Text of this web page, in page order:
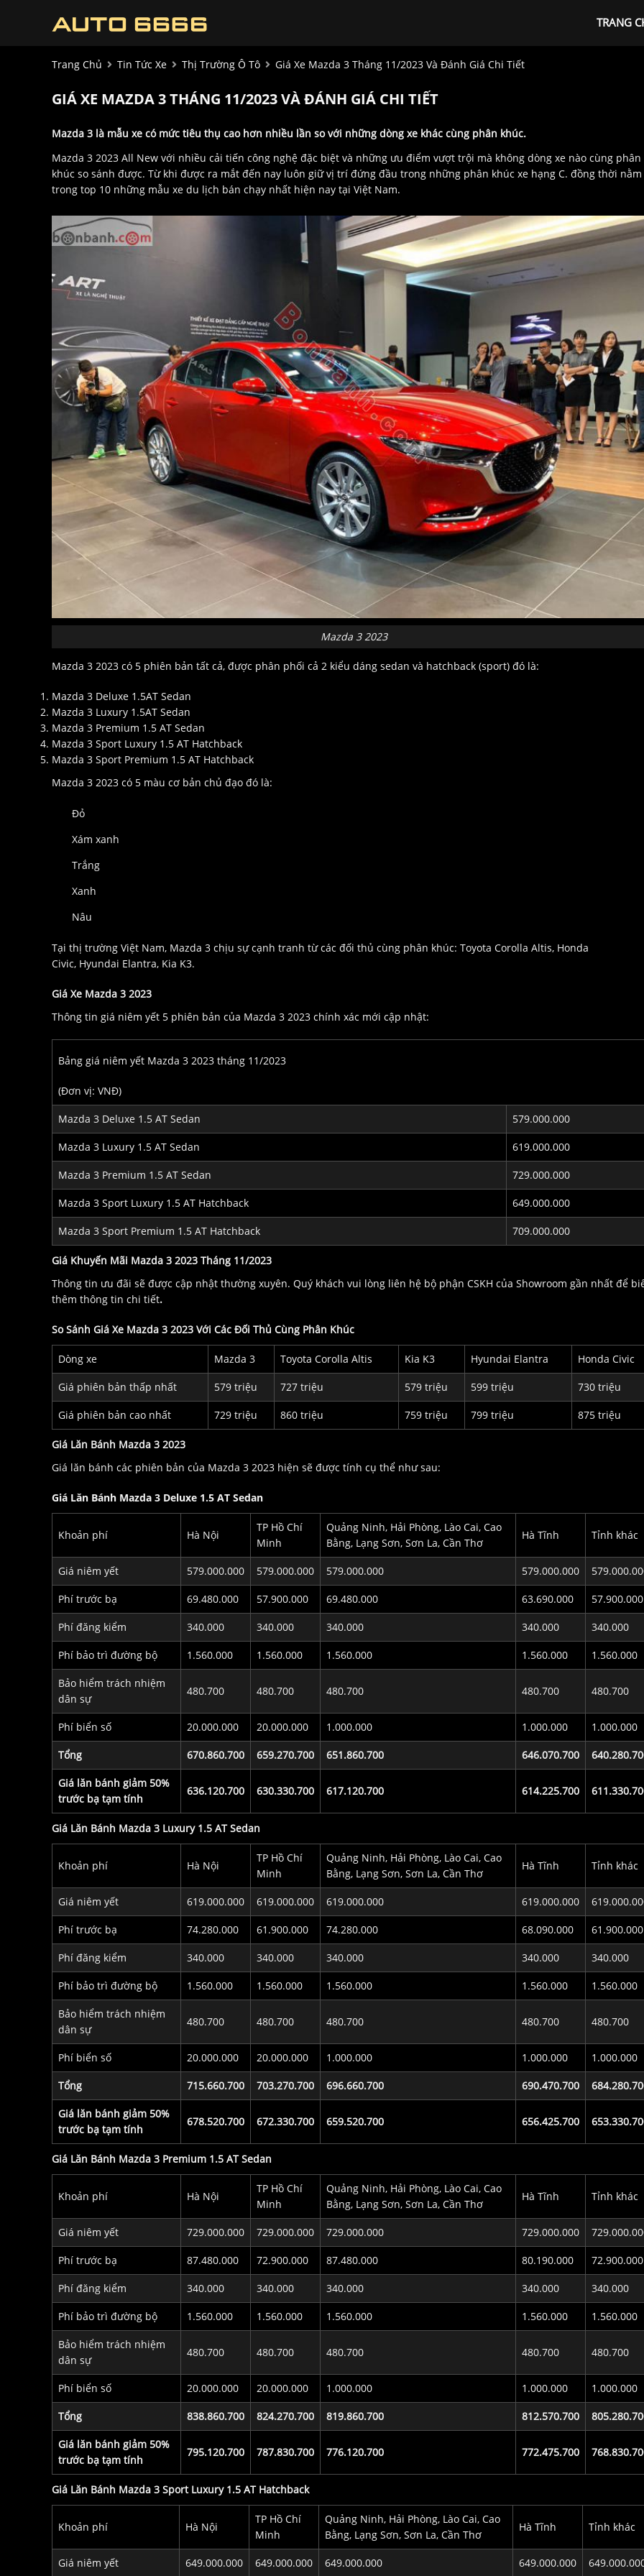
TRANG
Trang Chủ Tin Tức Xe Thị Trường Ô Tô Giá Xe Mazda 3 Tháng 11/2023 Và Đánh Giá Chi Tiết
GIÁ XE MAZDA 3 THÁNG 11/2023 VÀ ĐÁNH GIÁ CHI TIẾT
Mazda 3 là mẫu xe có mức tiêu thụ cao hơn nhiều lần so với những dòng xe khác cùng phân khúc.
Mazda 3 2023 All New với nhiều cải tiến công nghệ đặc biệt và những ưu điểm vượt trội mà không dòng xe nào cùng phân
khúc so sánh được. Từ khi được ra mắt đến nay luôn giữ vị trí đứng đầu trong những phân khúc xe hạng C. đồng thời nằm
trong top 10 những mẫu xe du lịch bán chạy nhất hiện nay tại Việt Nam.
Mazda 3 2023
Mazda 3 2023 có 5 phiên bản tất cả, được phân phối cả 2 kiểu dáng sedan và hatchback (sport) đó là:
Mazda 3 Deluxe 1.5AT Sedan
Mazda 3 Luxury 1.5AT Sedan
Mazda 3 Premium 1.5 AT Sedan
Mazda 3 Sport Luxury 1.5 AT Hatchback
Mazda 3 Sport Premium 1.5 AT Hatchback
Mazda 3 2023 có 5 màu cơ bản chủ đạo đó là:
Đỏ
Xám xanh
Trắng
Xanh
Nâu
Tại thị trường Việt Nam, Mazda 3 chịu sự cạnh tranh từ các đối thủ cùng phân khúc: Toyota Corolla Altis, Honda
Civic, Hyundai Elantra, Kia K3.
Giá Xe Mazda 3 2023
Thông tin giá niêm yết 5 phiên bản của Mazda 3 2023 chính xác mới cập nhật:
Bảng giá niêm yết Mazda 3 2023 tháng 11/2023
(Đơn vị: VNĐ)
Mazda 3 Deluxe 1.5 AT Sedan 579.000.000
Mazda 3 Luxury 1.5 AT Sedan 619.000.000
Mazda 3 Premium 1.5 AT Sedan 729.000.000
Mazda 3 Sport Luxury 1.5 AT Hatchback 649.000.000
Mazda 3 Sport Premium 1.5 AT Hatchback 709.000.000
Giá Khuyến Mãi Mazda 3 2023 Tháng 11/2023
Thông tin ưu đãi sẽ được cập nhật thường xuyên. Quý khách vui lòng liên hệ bộ phận CSKH của Showroom gần nhất để
thêm thông tin chi tiết.
So Sánh Giá Xe Mazda 3 2023 Với Các Đối Thủ Cùng Phân Khúc
Dòng xe Mazda 3 Toyota Corolla Altis Kia K3 Hyundai Elantra Honda Civic
Giá phiên bản thấp nhất 579 triệu 727 triệu 579 triệu 599 triệu 730 triệu
Giá phiên bản cao nhất 729 triệu 860 triệu 759 triệu 799 triệu 875 triệu
Giá Lăn Bánh Mazda 3 2023
Giá lăn bánh các phiên bản của Mazda 3 2023 hiện sẽ được tính cụ thể như sau:
Giá Lăn Bánh Mazda 3 Deluxe 1.5 AT Sedan
Khoản phí Hà Nội
TP Hồ Chí
Minh
Quảng Ninh, Hải Phòng, Lào Cai, Cao
Bằng, Lạng Sơn, Sơn La, Cần Thơ
Hà Tĩnh Tỉnh khác
Giá niêm yết 579.000.000 579.000.000 579.000.000 579.000.000
Phí trước bạ 69.480.000 57.900.000 69.480.000 63.690.000 57.900.000
Phí đăng kiểm 340.000 340.000 340.000 340.000 340.000
Phí bảo trì đường bộ 1.560.000 1.560.000 1.560.000 1.560.000 1.560.000
Bảo hiểm trách nhiệm
dân sự
480.700 480.700 480.700 480.700 480.700
Phí biển số 20.000.000 20.000.000 1.000.000 1.000.000 1.000.000
Tổng 670.860.700 659.270.700 651.860.700 646.070.700
Giá lăn bánh giảm 50%
trước bạ tạm tính
636.120.700 630.330.700 617.120.700 614.225.700
Giá Lăn Bánh Mazda 3 Luxury 1.5 AT Sedan
Khoản phí Hà Nội
TP Hồ Chí
Minh
Quảng Ninh, Hải Phòng, Lào Cai, Cao
Bằng, Lạng Sơn, Sơn La, Cần Thơ
Hà Tĩnh Tỉnh khác
Giá niêm yết 619.000.000 619.000.000 619.000.000 619.000.000
Phí trước bạ 74.280.000 61.900.000 74.280.000 68.090.000 61.900.000
Phí đăng kiểm 340.000 340.000 340.000 340.000 340.000
Phí bảo trì đường bộ 1.560.000 1.560.000 1.560.000 1.560.000 1.560.000
Bảo hiểm trách nhiệm
dân sự
480.700 480.700 480.700 480.700 480.700
Phí biển số 20.000.000 20.000.000 1.000.000 1.000.000 1.000.000
Tổng 715.660.700 703.270.700 696.660.700 690.470.700
Giá lăn bánh giảm 50%
trước bạ tạm tính
678.520.700 672.330.700 659.520.700 656.425.700
Giá Lăn Bánh Mazda 3 Premium 1.5 AT Sedan
Khoản phí Hà Nội
TP Hồ Chí
Minh
Quảng Ninh, Hải Phòng, Lào Cai, Cao
Bằng, Lạng Sơn, Sơn La, Cần Thơ
Hà Tĩnh Tỉnh khác
Giá niêm yết 729.000.000 729.000.000 729.000.000 729.000.000
Phí trước bạ 87.480.000 72.900.000 87.480.000 80.190.000 72.900.000
Phí đăng kiểm 340.000 340.000 340.000 340.000 340.000
Phí bảo trì đường bộ 1.560.000 1.560.000 1.560.000 1.560.000 1.560.000
Bảo hiểm trách nhiệm
dân sự
480.700 480.700 480.700 480.700 480.700
Phí biển số 20.000.000 20.000.000 1.000.000 1.000.000 1.000.000
Tổng 838.860.700 824.270.700 819.860.700 812.570.700
Giá lăn bánh giảm 50%
trước bạ tạm tính
795.120.700 787.830.700 776.120.700 772.475.700
Giá Lăn Bánh Mazda 3 Sport Luxury 1.5 AT Hatchback
Khoản phí Hà Nội
TP Hồ Chí
Minh
Quảng Ninh, Hải Phòng, Lào Cai, Cao
Bằng, Lạng Sơn, Sơn La, Cần Thơ
Hà Tĩnh Tỉnh khác
Giá niêm yết 649.000.000 649.000.000 649.000.000 649.000.000